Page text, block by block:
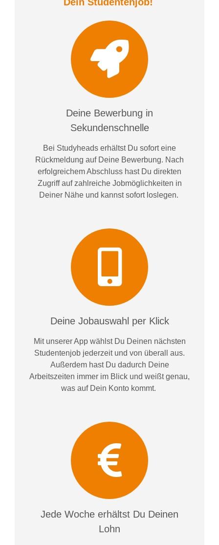
Deine Bewerbung in
Sekundenschnelle
Bei Studyheads erhältst Du sofort eine
Rückmeldung auf Deine Bewerbung. Nach
erfolgreichem Abschluss hast Du direkten
Zugriff auf zahlreiche Jobmöglichkeiten in
Deiner Nähe und kannst sofort loslegen.
Deine Jobauswahl per Klick
Mit unserer App wählst Du Deinen nächsten
Studentenjob jederzeit und von überall aus.
Außerdem hast Du dadurch Deine
Arbeitszeiten immer im Blick und weißtgenau,
was auf Dein Konto kommt.
Jede Woche erhältst Du Deinen
Lohn